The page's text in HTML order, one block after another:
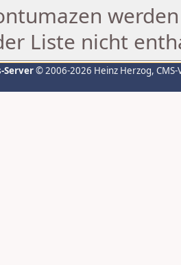
Liste nicht
Server© 2006-2026 Heinz Herzog,